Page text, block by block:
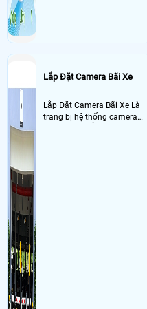
Lắp Đặt Camera Bãi Xe
Lắp Đặt Camera Bãi Xe Là
trang bị hệ thống camera